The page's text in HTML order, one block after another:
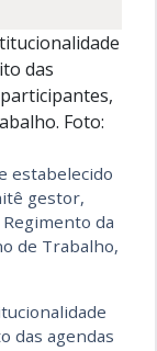
das
Foto:
estabelecido
gestor,
da
de Trabalho,
das agendas